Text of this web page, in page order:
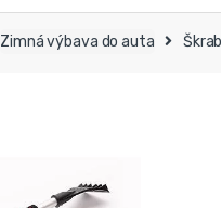
Zimná výbava do auta